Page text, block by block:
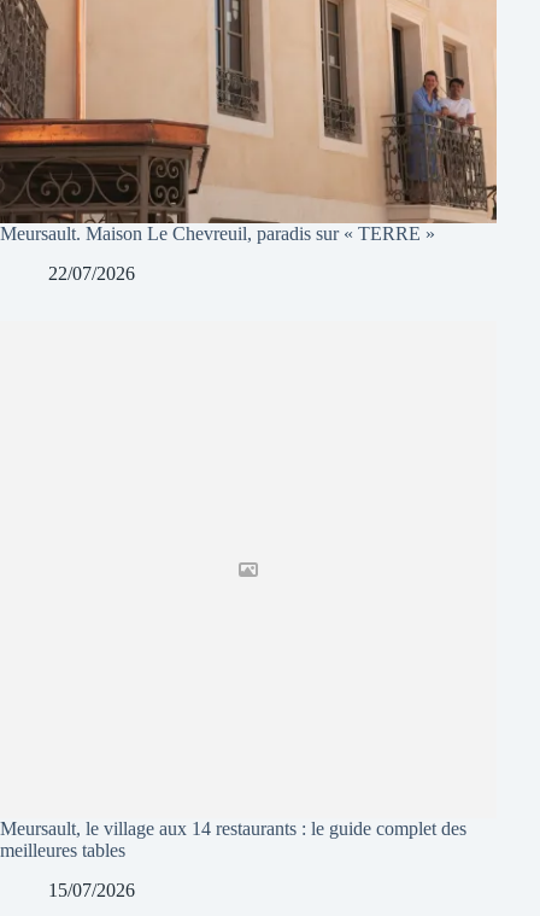
Meursault. Maison Le Chevreuil, paradis sur « TERRE »
22/07/2026
Meursault, le village aux 14 restaurants : le guide complet des
meilleures tables
15/07/2026